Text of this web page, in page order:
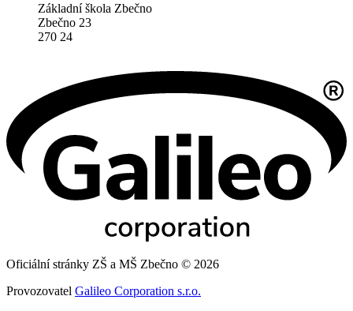
Základní škola Zbečno
Zbečno 23
270 24
Oficiální stránky ZŠ a MŠ Zbečno © 2026
Provozovatel Galileo Corporation s.r.o.